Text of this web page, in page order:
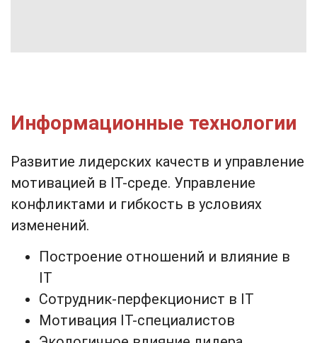
Информационные технологии
Развитие лидерских качеств и управление
мотивацией в IT-среде. Управление
конфликтами и гибкость в условиях
изменений.
Построение отношений и влияние в
IT
Сотрудник-перфекционист в IT
Мотивация IT-специалистов